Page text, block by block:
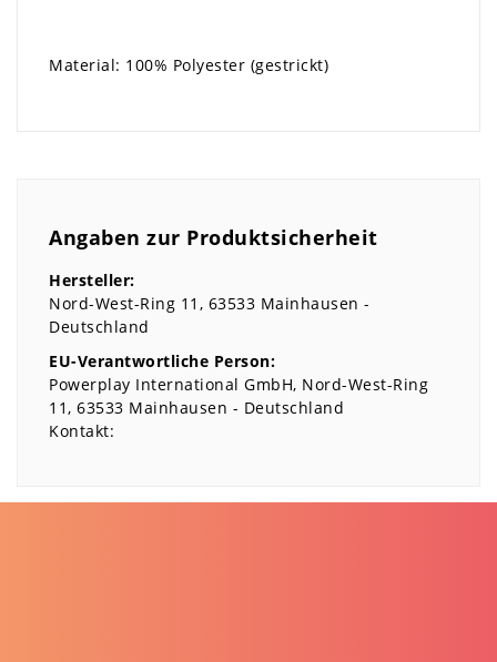
Material: 100% Polyester (gestrickt)
Angaben zur Produktsicherheit
Hersteller:
Nord-West-Ring 11 63533 Mainhausen
Deutschland
EU-Verantwortliche Person:
Powerplay International GmbH Nord-West-Ring
11 63533 Mainhausen
Deutschland
Kontakt: